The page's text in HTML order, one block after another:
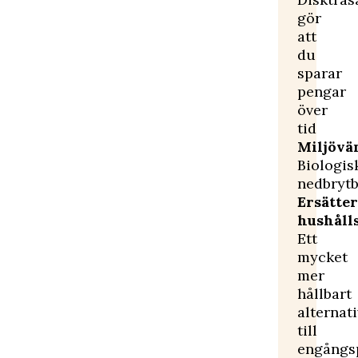
gör
att
du
sparar
pengar
över
tid
Ersätter
Ett
mycket
mer
hållbart
till